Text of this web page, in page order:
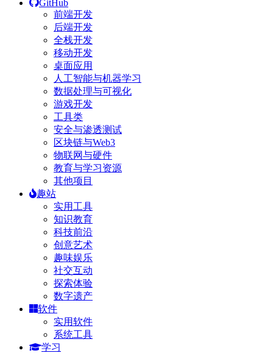
GitHub
前端开发
后端开发
全栈开发
移动开发
桌面应用
人工智能与机器学习
数据处理与可视化
游戏开发
工具类
安全与渗透测试
区块链与Web3
物联网与硬件
教育与学习资源
其他项目
趣站
实用工具
知识教育
科技前沿
创意艺术
趣味娱乐
社交互动
探索体验
数字遗产
软件
实用软件
系统工具
学习